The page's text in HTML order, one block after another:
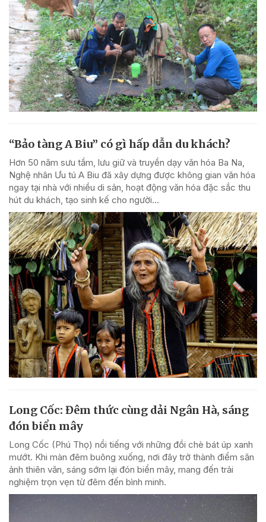
“Bảo tàng A Biu” có gì hấp dẫn du khách?
Hơn 50 năm sưu tầm, lưu giữ và truyền dạy văn hóa Ba Na,
Nghệ nhân Ưu tú A Biu đã xây dựng được không gian văn hóa
ngay tại nhà với nhiều di sản, hoạt động văn hóa đặc sắc thu
hút du khách, tạo sinh kế cho người...
Long Cốc: Đêm thức cùng dải Ngân Hà, sáng
đón biển mây
Long Cốc (Phú Thọ) nổi tiếng với những đồi chè bát úp xanh
mướt. Khi màn đêm buông xuống, nơi đây trở thành điểm săn
ảnh thiên văn, sáng sớm lại đón biển mây, mang đến trải
nghiệm trọn vẹn từ đêm đến bình minh.